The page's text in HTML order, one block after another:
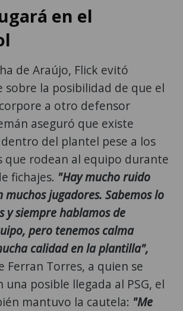
en el
de Araújo, Flick evitó
sobre la posibilidad de que el
a otro defensor
aseguró que existe
del plantel pese a los
que rodean al equipo durante
fichajes. "Hay mucho ruido
muchos jugadores. Sabemos lo
y siempre hablamos de
pero tenemos calma
calidad en la plantilla",
Ferran Torres, a quien se
una posible llegada al PSG, el
mantuvo la cautela: "Me